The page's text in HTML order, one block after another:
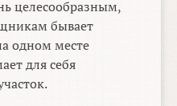
целесообразным,
бывает
одном месте
для себя